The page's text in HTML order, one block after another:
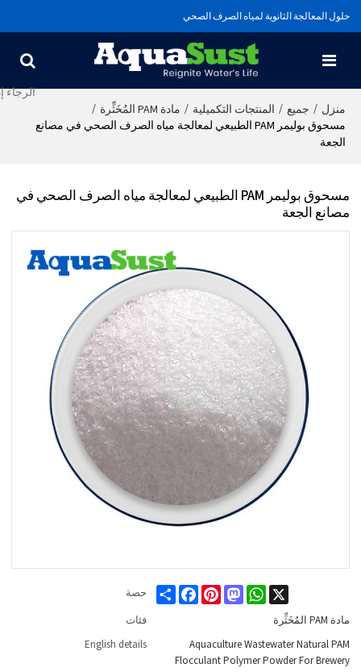
حلول المعالجة الثانوية لمياه الصرف الصحي
منزل / جميع / المنتجات التكميلية / مادة PAM المُخَثِّرة
/
مسحوق بوليمر PAM الطبيعي لمعالجة مياه الصرف الصحي في مصانع
الجعة
مسحوق بوليمر PAM الطبيعي لمعالجة مياه الصرف الصحي في
مصانع الجعة
حصة Share
FacebookPinterestMastodonWhatsApp
X
فئات
مادة PAM المُخَثِّرة
English details
Aquaculture Wastewater Natural PAM
Flocculant Polymer Powder For Brewery